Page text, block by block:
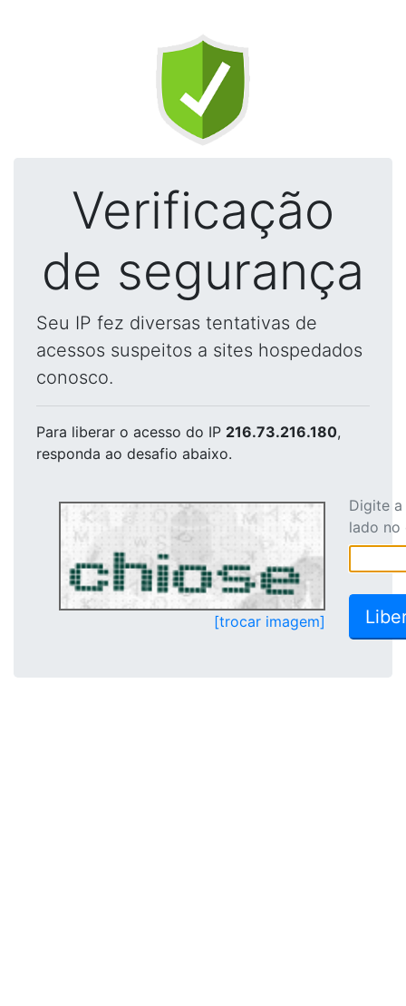
Verificação
de segurança
Seu IP fez diversas tentativas de
acessos suspeitos a sites hospedados
conosco.
Para liberar o acesso do IP 216.73.216.180,
responda ao desafio abaixo.
[trocar imagem]
Digite
lado no